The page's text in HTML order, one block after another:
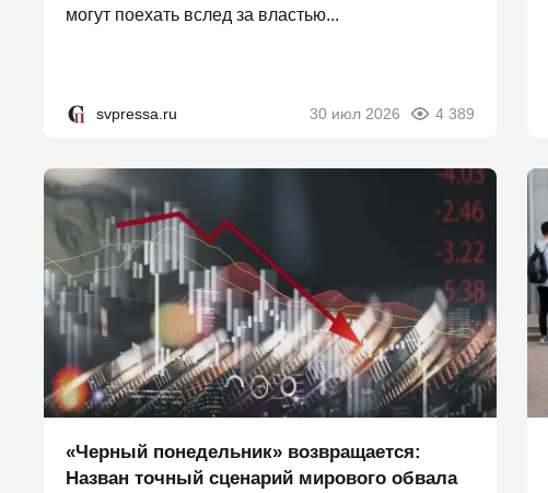
могут поехать вслед за властью...
svpressa.ru 30 июл 2026 4 389
«Черный понедельник» возвращается:
Назван точный сценарий мирового обвала